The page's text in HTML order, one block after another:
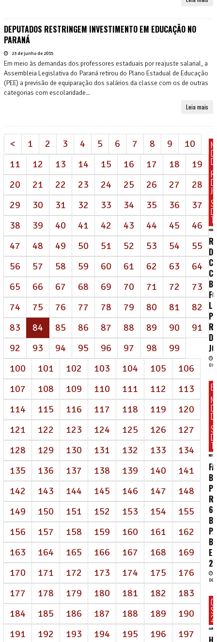
DEPUTADOS RESTRINGEM INVESTIMENTO EM EDUCAÇÃO NO
PARANÁ
23 de junho de 2015
Em meio às demandas dos professores estaduais por reajuste salarial, a
Assembleia Legislativa do Paraná retirou do Plano Estadual de Educação
(PEE) a previsão de equiparação dos salários da classe com os de outras
categorias com escolaridade...
Leia mais
< 1 2 3 4 5 6 7 8 9
10
11
12 13 14 15 16 17 18
19
20
21 22 23 24 25 26 27
28
29
30 31 32 33 34 35 36
37
38
39 40 41 42 43 44 45
46
47
48 49 50 51 52 53 54
55
56
57 58 59 60 61 62 63
64
65
66 67 68 69 70 71 72
73
74
75 76 77 78 79 80 81
82
83
84 (atual)
85 86 87 88 89 90
91
92
93 94 95 96 97 98
99
100
101 102 103 104 105
106
107
108 109 110 111 112
113
114
115 116 117 118 119
120
121
122 123 124 125 126
127
128
129 130 131 132 133
134
135
136 137 138 139 140
141
142
143 144 145 146 147
148
149
150 151 152 153 154
155
156
157 158 159 160 161
162
163
164 165 166 167 168
169
170
171 172 173 174 175
176
177
178 179 180 181 182
183
184
185 186 187 188 189
190
191
192 193 194 195 196
197
DE
DA
07/
06/